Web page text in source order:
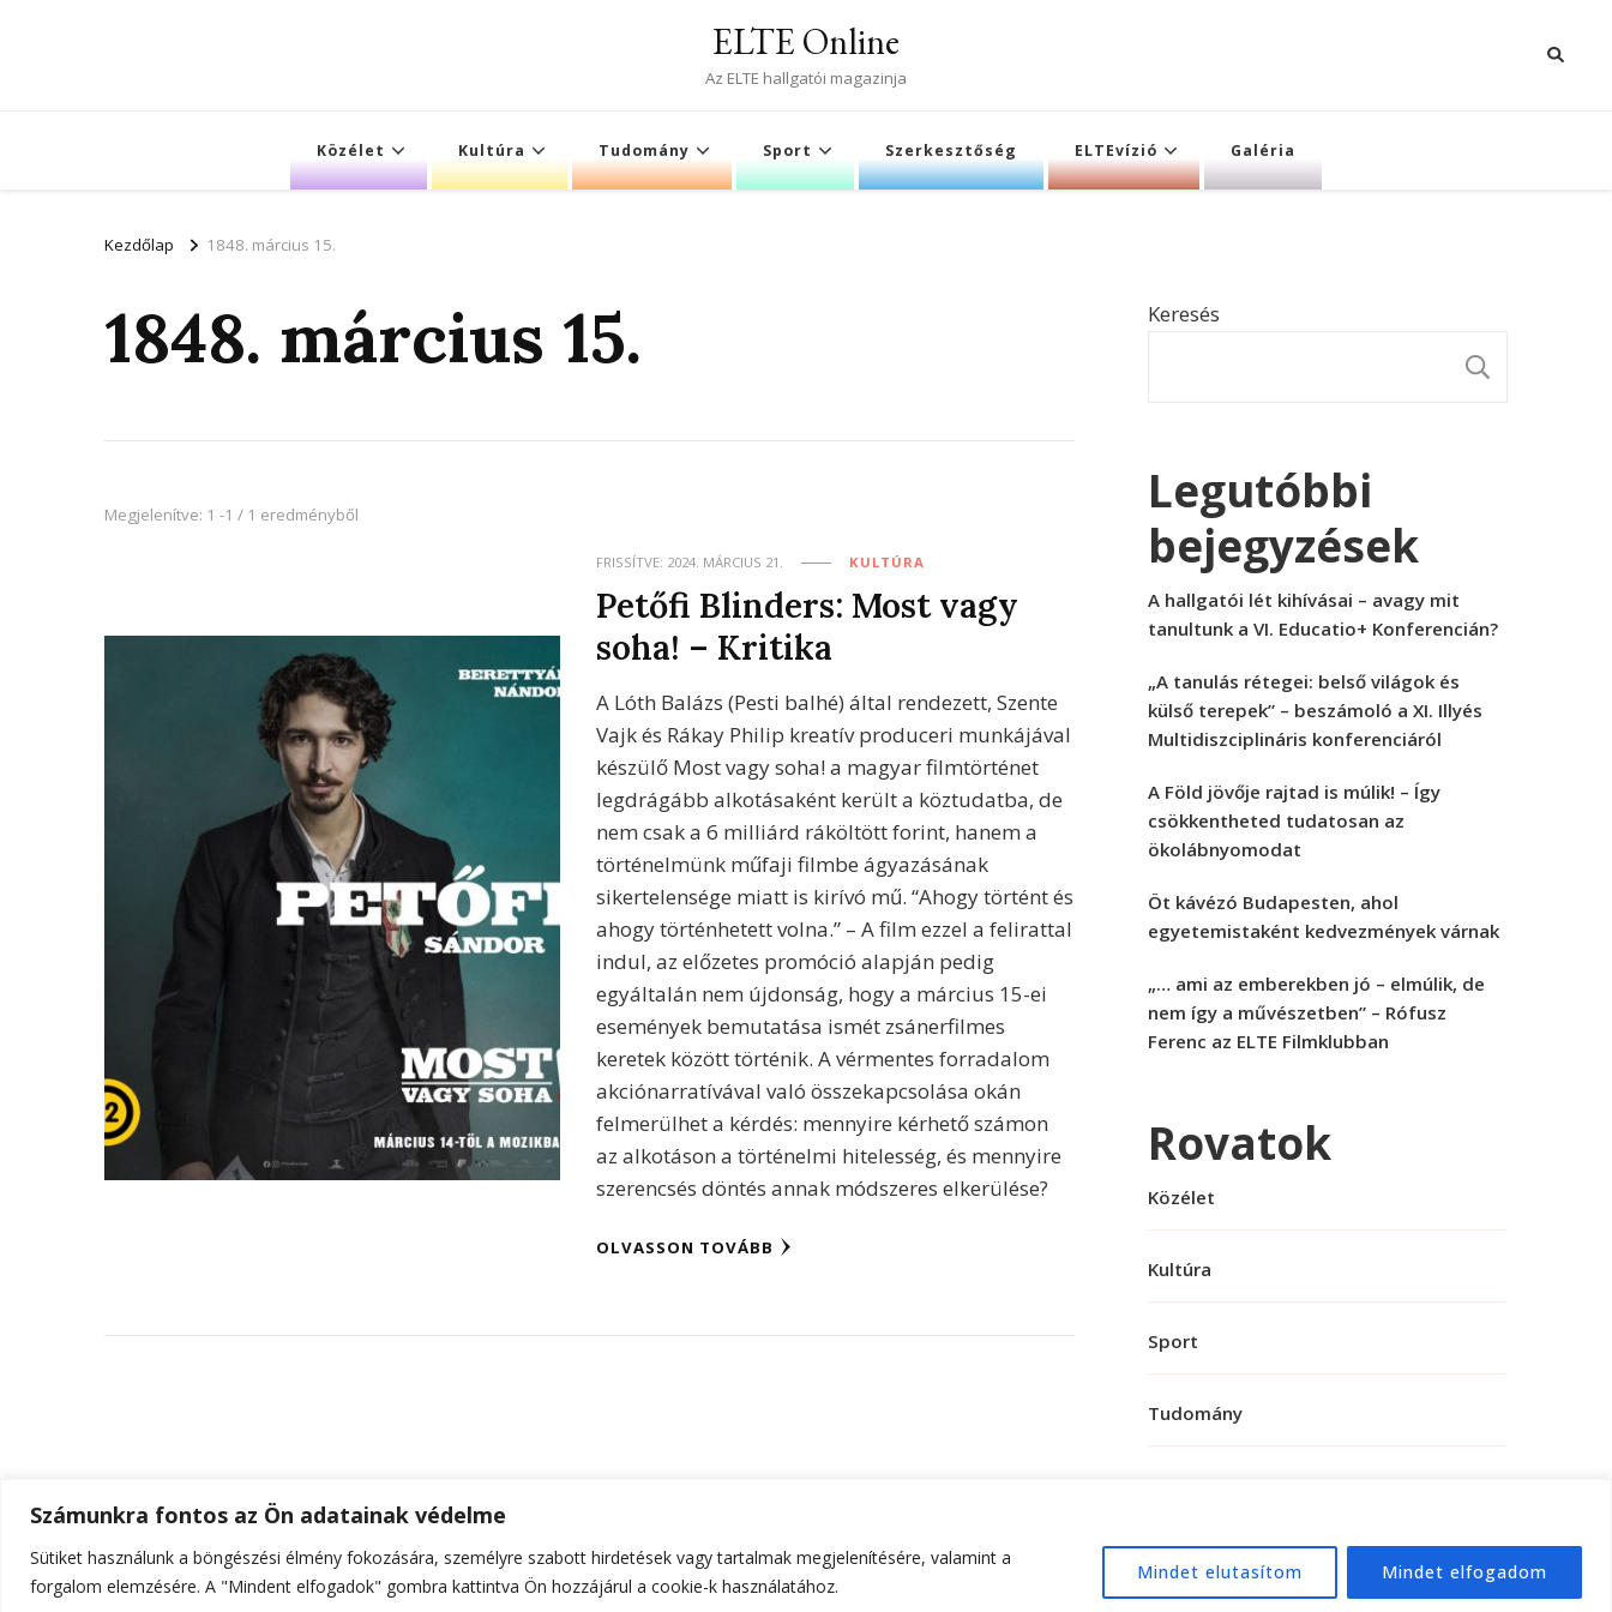
Számunkra fontos az Ön adatainak védelme
Sütiket használunk a böngészési élmény fokozására, személyre szabott hirdetések vagy tartalmak megjelenítésére, valamint a
forgalom elemzésére. A "Mindent elfogadok" gombra kattintva Ön hozzájárul a cookie-k használatához.
Mindet elutasítom Mindet elfogadom
ELTE Online
Az ELTE hallgatói magazinja
Közélet Kultúra Tudomány Sport Szerkesztőség ELTEvízió Galéria
Kezdőlap 1848. március 15.
1848. március 15.
Megjelenítve: 1 -1 / 1 eredményből
FRISSÍTVE: 2024. MÁRCIUS 21. KULTÚRA
Petőfi Blinders: Most vagy
soha! – Kritika
A Lóth Balázs (Pesti balhé) által rendezett, Szente
Vajk és Rákay Philip kreatív produceri munkájával
készülő Most vagy soha! a magyar filmtörténet
legdrágább alkotásaként került a köztudatba, de
nem csak a 6 milliárd ráköltött forint, hanem a
történelmünk műfaji filmbe ágyazásának
sikertelensége miatt is kirívó mű. “Ahogy történt és
ahogy történhetett volna.” – A film ezzel a felirattal
indul, az előzetes promóció alapján pedig
egyáltalán nem újdonság, hogy a március 15-ei
események bemutatása ismét zsánerfilmes
keretek között történik. A vérmentes forradalom
akciónarratívával való összekapcsolása okán
felmerülhet a kérdés: mennyire kérhető számon
az alkotáson a történelmi hitelesség, és mennyire
szerencsés döntés annak módszeres elkerülése?
OLVASSON TOVÁBB
Keresés
Legutóbbi
bejegyzések
A hallgatói lét kihívásai – avagy mit
tanultunk a VI. Educatio+ Konferencián?
„A tanulás rétegei: belső világok és
külső terepek” – beszámoló a XI. Illyés
Multidiszciplináris konferenciáról
A Föld jövője rajtad is múlik! – Így
csökkentheted tudatosan az
ökolábnyomodat
Öt kávézó Budapesten, ahol
egyetemistaként kedvezmények várnak
„… ami az emberekben jó – elmúlik, de
nem így a művészetben” – Rófusz
Ferenc az ELTE Filmklubban
Rovatok
Közélet
Kultúra
Sport
Tudomány
© Szerzői jog 2026ELTE Online . Minden jog fenntartva.Hello Fashion | Fejlesztette WordPress.